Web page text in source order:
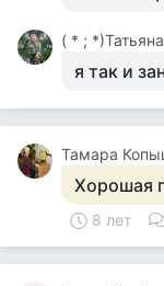
( * ;
я так и
Тамара
Хорошая
8 лет